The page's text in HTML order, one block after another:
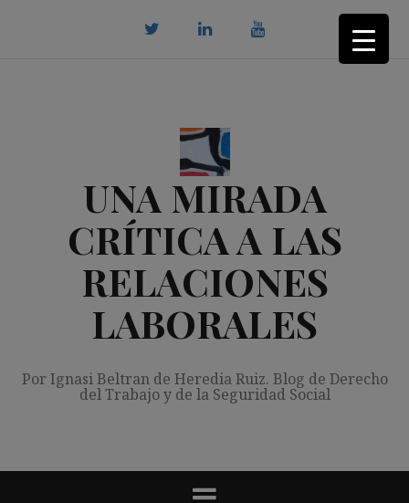
UNA MIRADA
CRÍTICA A LAS
RELACIONES
LABORALES
Por Ignasi Beltran de Heredia Ruiz. Blog de Derecho
del Trabajo y de la Seguridad Social